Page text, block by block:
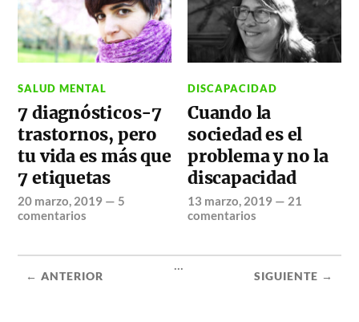
SALUD MENTAL
7 diagnósticos-7
trastornos, pero
tu vida es más que
7 etiquetas
20 marzo, 2019 — 5
comentarios
DISCAPACIDAD
Cuando la
sociedad es el
problema y no la
discapacidad
13 marzo, 2019 — 21
comentarios
← ANTERIOR
...
SIGUIENTE →